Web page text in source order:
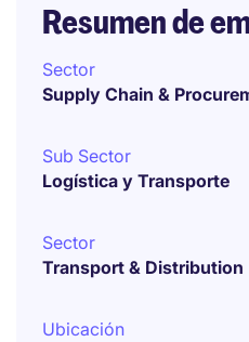
Resumen de
Sector
Supply Chain &
Sub Sector
Logística y Transporte
Sector
Transport & Distribution
Ubicación